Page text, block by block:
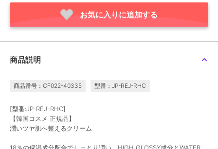
お気に入りに追加する
商品説明
商品番号：CF022-40335 型番：JP-REJ-RHC
[型番:JP-REJ-RHC]
【韓国コスメ 正規品】
潤いツヤ肌へ整えるクリーム